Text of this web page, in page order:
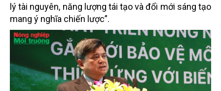
lý tài nguyên, năng lượng tái tạo và đổi mới sáng tạo
mang ý nghĩa chiến lược”.